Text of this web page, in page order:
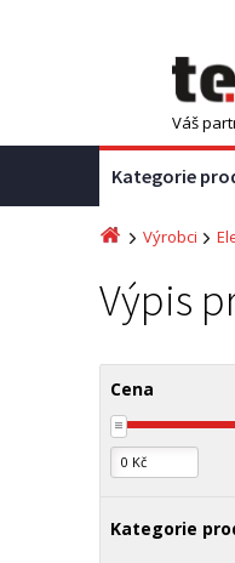
Váš
Kategorie
Výrobci
Výpis
Cena
Kategorie